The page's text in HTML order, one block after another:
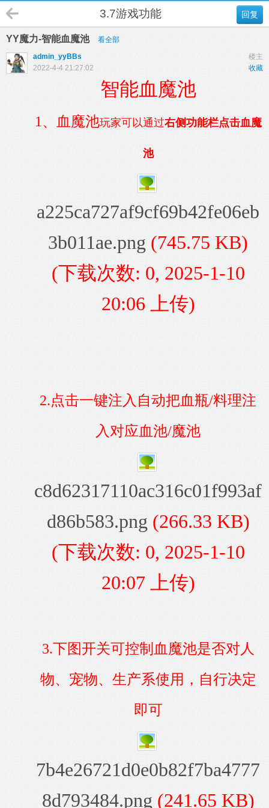
回复
3.7游戏功能
YY魔力-智能血魔池
看全部
楼主
admin_yyBBs
收藏
2022-4-4 21:27:02
智能血魔池
1、血魔池玩家可以通过右侧功能栏点击血魔
池
a225ca727af9cf69b42fe06eb
3b011ae.png (745.75 KB)
(下载次数: 0, 2025-1-10
20:06 上传)
2.点击一键注入自动把血瓶/料理注
入对应血池/魔池
c8d62317110ac316c01f993af
d86b583.png (266.33 KB)
(下载次数: 0, 2025-1-10
20:07 上传)
3.下图开关可控制血魔池是否对人
物、宠物、生产系使用，自行决定
即可
7b4e26721d0e0b82f7ba4777
8d793484.png (241.65 KB)